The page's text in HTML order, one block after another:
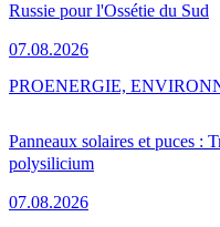
Russie pour l'Ossétie du Sud
07.08.2026
Panneaux solaires et puces :
polysilicium
07.08.2026
PROENERGIE,